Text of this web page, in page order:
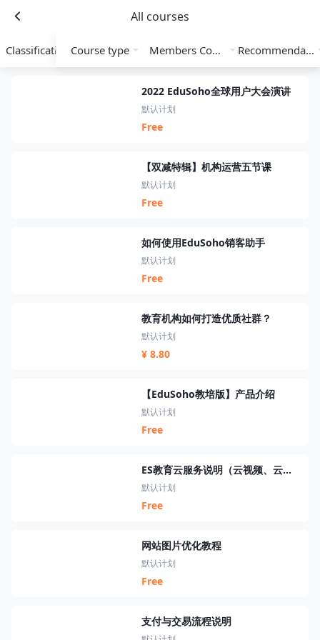
All courses
Classification Course type Members Course Recommendation
2022 EduSoho全球用户大会演讲
默认计划
Free
【双减特辑】机构运营五节课
默认计划
Free
如何使用EduSoho销客助手
默认计划
Free
教育机构如何打造优质社群？
默认计划
¥ 8.80
【EduSoho教培版】产品介绍
默认计划
Free
ES教育云服务说明（云视频、云短信、云资源、云搜索、云直播）
默认计划
Free
网站图片优化教程
默认计划
Free
支付与交易流程说明